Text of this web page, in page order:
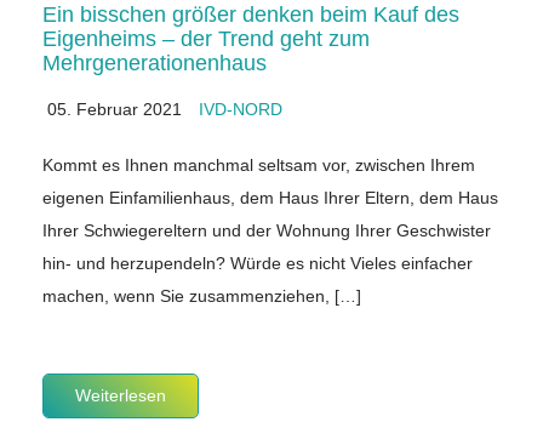
Ein bisschen größer denken beim Kauf des
Eigenheims – der Trend geht zum
Mehrgenerationenhaus
05. Februar 2021 IVD-NORD
Kommt es Ihnen manchmal seltsam vor, zwischen Ihrem
eigenen Einfamilienhaus, dem Haus Ihrer Eltern, dem Haus
Ihrer Schwiegereltern und der Wohnung Ihrer Geschwister
hin- und herzupendeln? Würde es nicht Vieles einfacher
machen, wenn Sie zusammenziehen, […]
Weiterlesen